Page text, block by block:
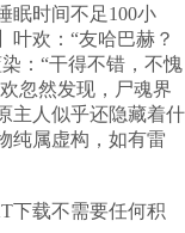
眠时间不足100小
叶欢：“友哈巴赫？
：“干得不错，不愧
忽然发现，尸魂界
主人似乎还隐藏着什
纯属虚构，如有雷
下载不需要任何积